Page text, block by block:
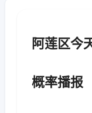
阿莲区今
概率播报